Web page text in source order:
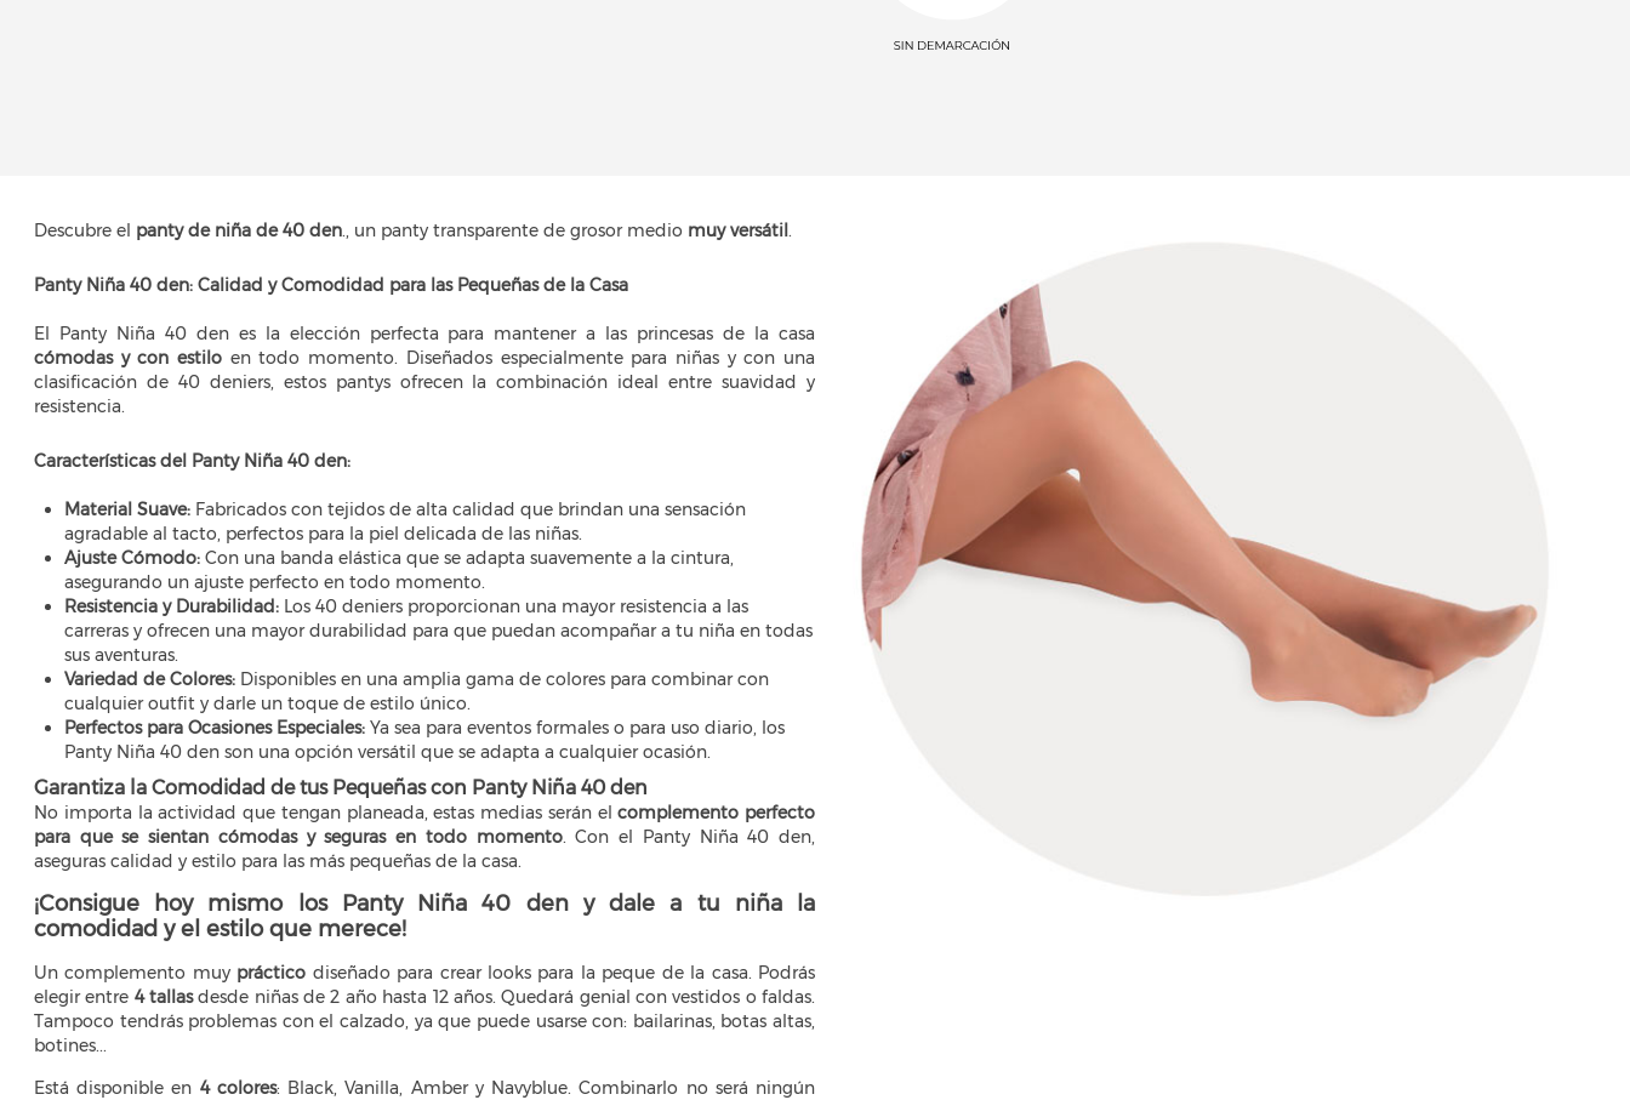
Descubre el panty de niña de 40 den., un panty transparente de grosor medio muy versátil.
Panty Niña 40 den: Calidad y Comodidad para las Pequeñas de la Casa
El Panty Niña 40 den es la elección perfecta para mantener a las princesas de la casa
cómodas y con estilo en todo momento. Diseñados especialmente para niñas y con una
clasificación de 40 deniers, estos pantys ofrecen la combinación ideal entre suavidad y
resistencia.
Características del Panty Niña 40 den:
Material Suave: Fabricados con tejidos de alta calidad que brindan una sensación
agradable al tacto, perfectos para la piel delicada de las niñas.
Ajuste Cómodo: Con una banda elástica que se adapta suavemente a la cintura,
asegurando un ajuste perfecto en todo momento.
Resistencia y Durabilidad: Los 40 deniers proporcionan una mayor resistencia a las
carreras y ofrecen una mayor durabilidad para que puedan acompañar a tu niña en todas
sus aventuras.
Variedad de Colores: Disponibles en una amplia gama de colores para combinar con
cualquier outfit y darle un toque de estilo único.
Perfectos para Ocasiones Especiales: Ya sea para eventos formales o para uso diario, los
Panty Niña 40 den son una opción versátil que se adapta a cualquier ocasión.
Garantiza la Comodidad de tus Pequeñas con Panty Niña 40 den
No importa la actividad que tengan planeada, estas medias serán elcomplemento perfecto
para que se sientan cómodas y seguras en todo momento. Con el Panty Niña 40 den,
aseguras calidad y estilo para las más pequeñas de la casa.
¡Consigue hoy mismo los Panty Niña 40 den y dale a tu niña la
comodidad y el estilo que merece!
Un complemento muy práctico diseñado para crear looks para la peque de la casa. Podrás
elegir entre 4 tallasdesde niñas de 2 año hasta 12 años. Quedará genial con vestidos o faldas.
Tampoco tendrás problemas con el calzado, ya que puede usarse con: bailarinas, botas altas,
botines...
Está disponible en 4 colores: Black, Vanilla, Amber y Navyblue. Combinarlo no será ningún